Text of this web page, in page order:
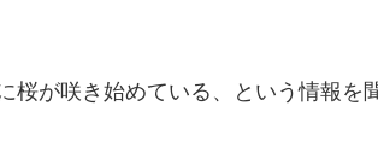
桜が咲き始めている、という情報を